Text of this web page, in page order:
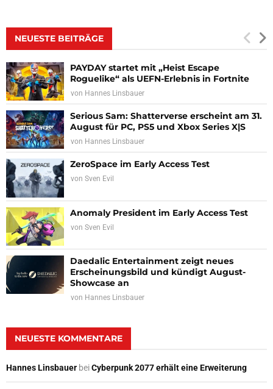
NEUESTE BEITRÄGE
PAYDAY startet mit „Heist Escape
Roguelike“ als UEFN-Erlebnis in Fortnite
von Hannes Linsbauer
Serious Sam: Shatterverse erscheint am 31.
August für PC, PS5 und Xbox Series X|S
von Hannes Linsbauer
ZeroSpace im Early Access Test
von Sven Evil
Anomaly President im Early Access Test
von Sven Evil
Daedalic Entertainment zeigt neues
Erscheinungsbild und kündigt August-
Showcase an
von Hannes Linsbauer
NEUESTE KOMMENTARE
Hannes Linsbauer beiCyberpunk 2077 erhält eine Erweiterung